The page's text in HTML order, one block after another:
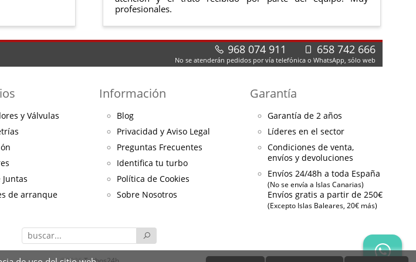
profesionales.
968 074 911 658 742 666
No se atenderán pedidos por vía telefónica o WhatsApp, sólo web
y Válvulas
Juntas
de arranque
Información
Blog
Privacidad y Aviso Legal
Preguntas Frecuentes
Identifica tu turbo
Política de Cookies
Sobre Nosotros
Garantía
Garantía de 2 años
Líderes en el sector
Condiciones de venta,
envíos y devoluciones
Envíos 24/48h a toda España
(No se envía a Islas Canarias)
Envíos gratis a partir de 250€
(Excepto Islas Baleares, 20€ más)